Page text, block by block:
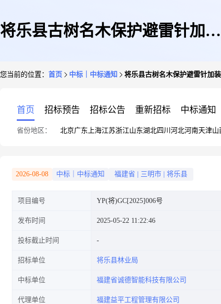
将乐县古树名木保护避雷针加装
您当前的位置： 首页 中标｜中标通知 将乐县古树名木保护避雷针加
首页 招标预告 招标公告 重新招标 中标通知
省份地区： 北京广东 上海江苏浙江山东湖北四川 河北河南天津山
2026-08-08 中标｜中标通知 福建省 三明市 将乐县
项目编号 YP(将)GC[2025]006号
发布时间 2025-05-22 11:22:46
投标截止时间
招标单位 将乐县林业局
中标单位 福建省诚德智能科技有限公司
代理单位 福建益平工程管理有限公司